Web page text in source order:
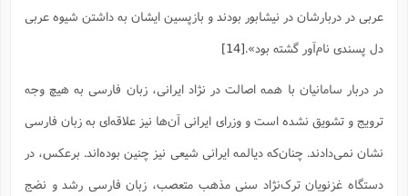
عربى در دربارشان در نیشابور بودند و بازپسین ایشان به داشتن شیوه عربى
دل پسندى نام‌آور گشته بود».[14]
در دربار سامانیان با همه اصالت در نژاد ایرانى، زبان فارسى به هیچ وجه
ترویج و تشویق نشده است و وزراى ایرانى آن‌ها نیز علاقه‌اى به زبان فارسى
نشان نمى‌دادند. چنان‌که دیالمه ایرانى شیعى نیز چنین بوده‌اند. برعکس، در
دستگاه غزنویان ترک‌نژاد سنى مذهب متعصب، زبان فارسى رشد و نضج